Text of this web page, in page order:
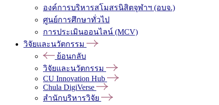
องค์การบริหารสโมสรนิสิตจุฬาฯ (อบจ.)
ศูนย์การศึกษาทั่วไป
การประเมินออนไลน์ (MCV)
วิจัยและนวัตกรรม
ย้อนกลับ
วิจัยและนวัตกรรม
CU Innovation Hub
Chula DigiVerse
สำนักบริหารวิจัย